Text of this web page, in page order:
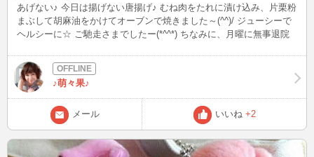
あげない♪ 今日は揚げない唐揚げ♪ むね肉をたれに漬け込み、片栗粉
まぶして胡麻油をかけてオーブンで焼きました～(^^)/ ジューシーで
ヘルシーに☆ ご馳走さまでしたー(*^^*) ちなみに、月曜に無事退院
♪萌々果♪
メール いいね +2